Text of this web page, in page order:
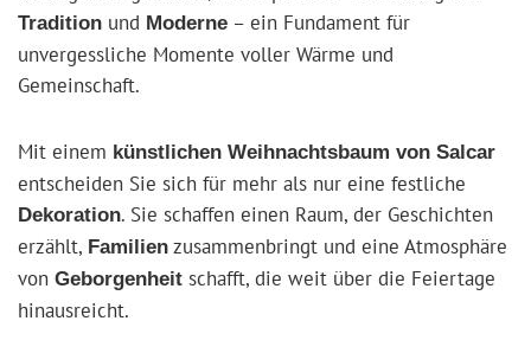
Tradition und Moderne – ein Fundament für
unvergessliche Momente voller Wärme und
Gemeinschaft.
Mit einem künstlichen Weihnachtsbaum von Salcar
entscheiden Sie sich für mehr als nur eine festliche
Dekoration. Sie schaffen einen Raum, der Geschichten
erzählt, Familien zusammenbringt und eine Atmosphäre
von Geborgenheit schafft, die weit über die Feiertage
hinausreicht.